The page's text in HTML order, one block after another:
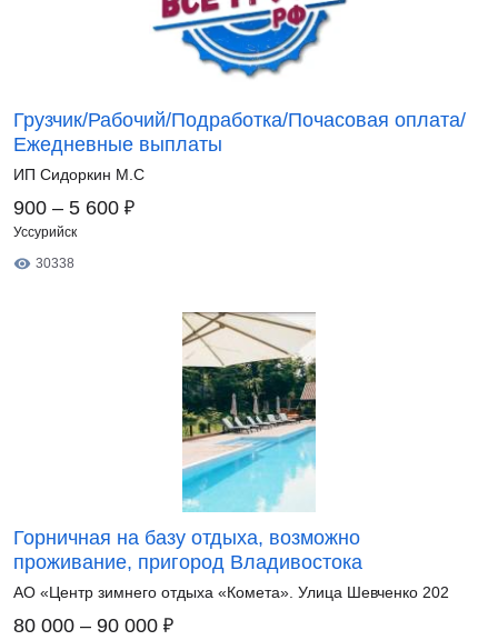
Грузчик/Рабочий/Подработка/Почасовая оплата/
Ежедневные выплаты
ИП Сидоркин М.С
900 – 5 600 ₽
Уссурийск
30338
Горничная на базу отдыха, возможно
проживание, пригород Владивостока
АО «Центр зимнего отдыха «Комета». Улица Шевченко 202
80 000 – 90 000 ₽